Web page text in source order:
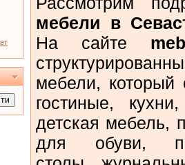
мебели в
На сайте
мебели, который
гостиные,
детская мебель,
для обуви,